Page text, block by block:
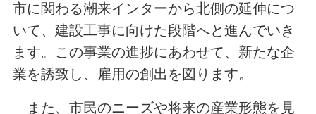
市に関わる潮来インターから北側の延伸につ
いて、建設工事に向けた段階へと進んでいき
ます。この事業の進捗にあわせて、新たな企
業を誘致し、雇用の創出を図ります。
また、市民のニーズや将来の産業形態を見